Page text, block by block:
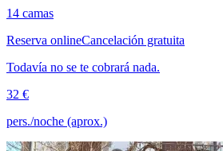
14 camas
Reserva onlineCancelación gratuita
Todavía no se te cobrará nada.
32 €
pers./noche (aprox.)